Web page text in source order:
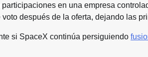
en una empresa
después de la oferta, dejando las
si SpaceX continúa persiguiendo